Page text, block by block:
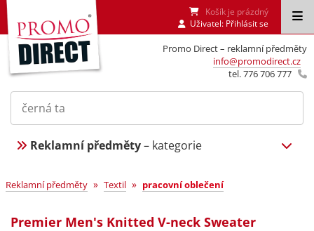
Promo Direct – reklamní předměty
info@promodirect.cz
tel. 776 706 777
Košík je prázdný
Uživatel: Přihlásit se
Reklamní předměty– kategorie
Reklamní předměty » Textil » pracovní oblečení
Premier Men's Knitted V-neck Sweater